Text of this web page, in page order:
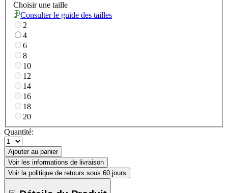
Choisir une taille
Consulter le guide des tailles
2
4
6
8
10
12
14
16
18
20
Quantité:
Ajouter au panier
Voir les informations de livraison
Voir la politique de retours sous 60 jours